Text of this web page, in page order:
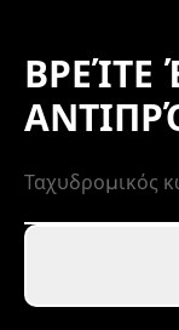
ΒΡΕΊΤΕ